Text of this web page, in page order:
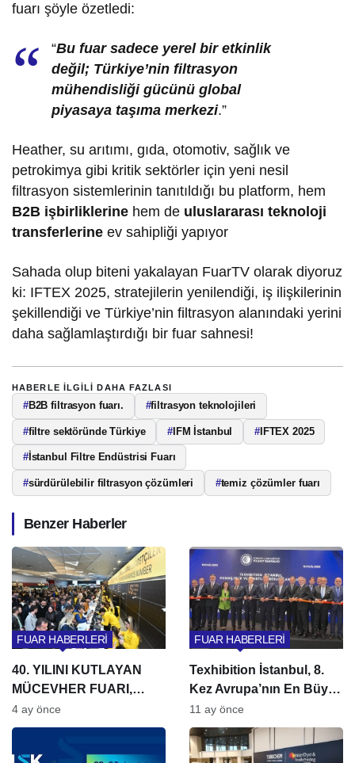
fuarı şöyle özetledi:
“Bu fuar sadece yerel bir etkinlik
değil; Türkiye’nin filtrasyon
mühendisliği gücünü global
piyasaya taşıma merkezi.”
Heather, su arıtımı, gıda, otomotiv, sağlık ve
petrokimya gibi kritik sektörler için yeni nesil
filtrasyon sistemlerinin tanıtıldığı bu platform, hem
B2B işbirliklerine hem de uluslararası teknoloji
transferlerine ev sahipliği yapıyor
Sahada olup biteni yakalayan FuarTV olarak diyoruz
ki: IFTEX 2025, stratejilerin yenilendiği, iş ilişkilerinin
şekillendiği ve Türkiye’nin filtrasyon alanındaki yerini
daha sağlamlaştırdığı bir fuar sahnesi!
HABERLE ILGILI DAHA FAZLASI
#B2B filtrasyon fuarı. #filtrasyon teknolojileri
#filtre sektöründe Türkiye #IFM İstanbul #IFTEX 2025
#İstanbul Filtre Endüstrisi Fuarı
#sürdürülebilir filtrasyon çözümleri #temiz çözümler fuarı
Benzer Haberler
40. YILINI KUTLAYAN
MÜCEVHER FUARI,
İSTANBUL’DA BAŞLADI
FUAR HABERLERİ
4 ay önce
Texhibition İstanbul, 8.
Kez Avrupa’nın En Büyük
Tekstil Buluşmasına Ev
Sahipliği Yapıyor
FUAR HABERLERİ
11 ay önce